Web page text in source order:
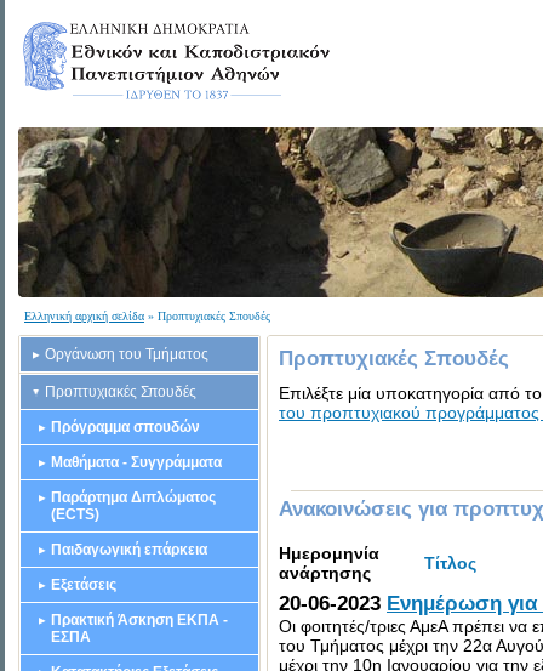
Ελληνική αρχική σελίδα » Προπτυχιακές Σπουδές
Οργάνωση του Τμήματος
Προπτυχιακές Σπουδές
Πρόγραμμα σπουδών
Μαθήματα - Συγγράμματα
Παράρτημα Διπλώματος
(ECTS)
Παιδαγωγική επάρκεια
Εξετάσεις
Πρακτική Άσκηση ΕΚΠΑ -
ΕΣΠΑ
Προπτυχιακές Σπουδές
Επιλέξτε μία υποκατηγορία από
του προπτυχιακού
Ανακοινώσεις για
Ημερομηνία
ανάρτησης
Τίτλος
20-06-2023 Ενημέρωση για
Oι φοιτητές/τριες ΑμεΑ πρέπει
του Τμήματος μέχρι την 22α
μέχρι την 10η Ιανουαρίου για την